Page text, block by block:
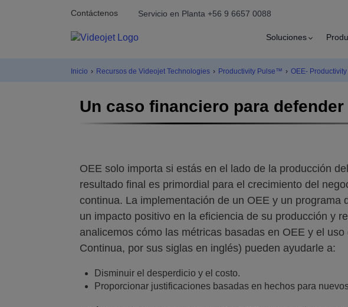
Contáctenos Servicio en Planta +56 9 6657 0088
Soluciones
Inicio › Recursos de Videojet Technologies › Productivity Pulse™ › OEE-
Un caso financiero para
OEE solo importa si estás en el lado de la producción
resultado final es primordial para el crecimiento del
continua. La implementación de un OEE y un programa
un impacto positivo en la eficiencia de su producción y
analicemos cómo las métricas basadas en OEE y el
Continua, por sus siglas en inglés) pueden ayudarle a:
Disminuir el desperdicio y el costo.
Proporcionar justificaciones basadas en hechos para